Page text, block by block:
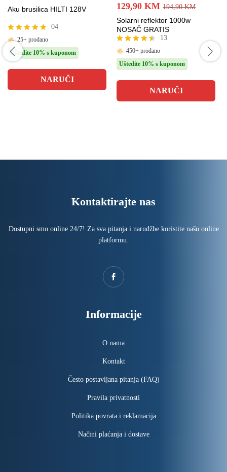
Aku brusilica HILTI 128V
Ocjenjeno
4.75
od 5
04
25+ prodano
Uštedite 10% s kuponom
NARUČI
129,90 KM 194,90KM
Solarni reflektor 1000w
NOSAČ GRATIS
Ocjenjeno
4.46
od 5
13
450+ prodano
Uštedite 10% s kuponom
NARUČI
Kontaktirajte nas
Dostupni smo online 24/7! Za sva pitanja i narudžbe koristite našu online
platformu.
Informacije
O nama
Kontakt
Često postavljana pitanja (FAQ)
Pravila privatnosti
Politika povrata i reklamacija
Načini plaćanja i dostave